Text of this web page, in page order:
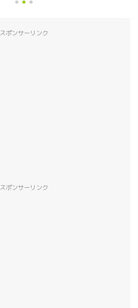
スポンサーリンク
スポンサーリンク